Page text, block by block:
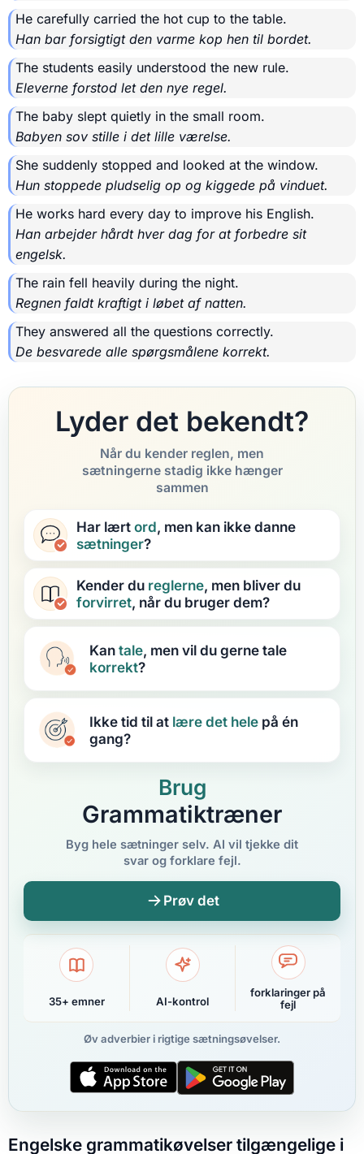
He carefully carried the hot cup to the table.
Han bar forsigtigt den varme kop hen til bordet.
The students easily understood the new rule.
Eleverne forstod let den nye regel.
The baby slept quietly in the small room.
Babyen sov stille i det lille værelse.
She suddenly stopped and looked at the window.
Hun stoppede pludselig op og kiggede på vinduet.
He works hard every day to improve his English.
Han arbejder hårdt hver dag for at forbedre sit
engelsk.
The rain fell heavily during the night.
Regnen faldt kraftigt i løbet af natten.
They answered all the questions correctly.
De besvarede alle spørgsmålene korrekt.
Lyder det bekendt?
Når du kender reglen, men
sætningerne stadig ikke hænger
sammen
Har lærtord, men kan ikke danne
sætninger?
Kender du reglerne, men bliver du
forvirret, når du bruger dem?
Kantale, men vil du gerne tale
korrekt?
Ikke tid til at læredet hele på én
gang?
Brug
Grammatiktræner
Byg hele sætninger selv. AI vil tjekke dit
svar og forklare fejl.
Prøv det
35+ emner AI-kontrol
forklaringer på
fejl
Øv adverbier i rigtige sætningsøvelser.
Engelske grammatikøvelser tilgængelige i